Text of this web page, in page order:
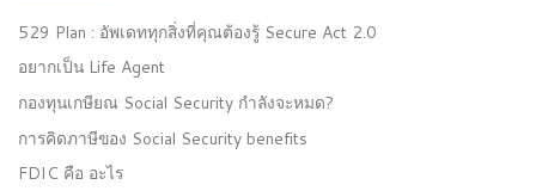
529 Plan : อัพเดททุกสิ่งที่คุณต้องรู้ Secure Act 2.0
อยากเป็น Life Agent
กองทุนเกษียณ Social Security กำลังจะหมด?
การคิดภาษีของ Social Security benefits
FDIC คือ อะไร